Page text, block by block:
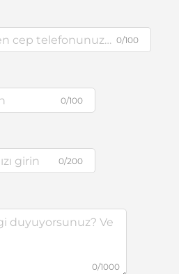
0/100
0/100
0/200
0/1000